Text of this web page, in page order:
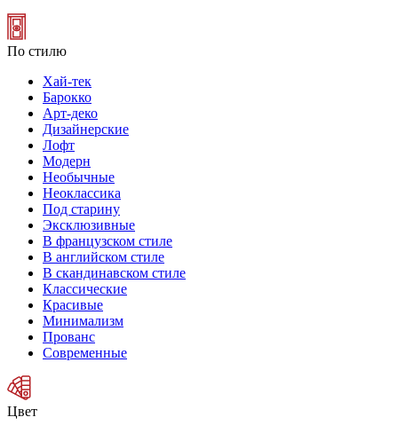
По стилю
Хай-тек
Барокко
Арт-деко
Дизайнерские
Лофт
Модерн
Необычные
Неоклассика
Под старину
Эксклюзивные
В французском стиле
В английском стиле
В скандинавском стиле
Классические
Красивые
Минимализм
Прованс
Современные
Цвет